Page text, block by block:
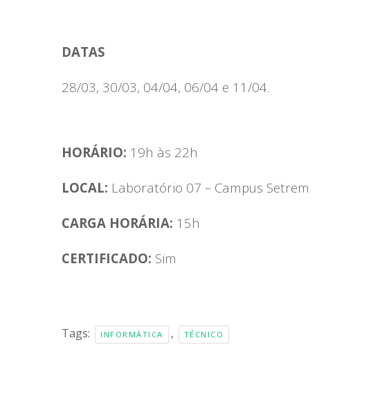
DATAS
28/03, 30/03, 04/04, 06/04 e 11/04.
HORÁRIO: 19h às 22h
LOCAL: Laboratório 07 – Campus Setrem
CARGA HORÁRIA: 15h
CERTIFICADO: Sim
Tags: INFORMÁTICA , TÉCNICO